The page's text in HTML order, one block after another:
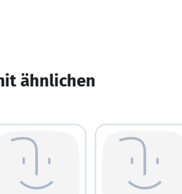
ähnlichen